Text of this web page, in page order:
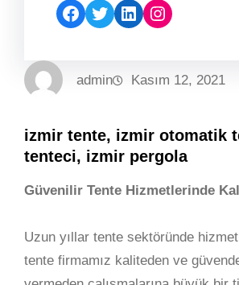
Facebook Twitter LinkedIn Instagram
admin Kasım 12, 2021
izmir tente, izmir otomatik
tenteci, izmir pergola
Güvenilir Tente Hizmetlerinde
Uzun yıllar tente sektöründe
tente firmamız kaliteden ve